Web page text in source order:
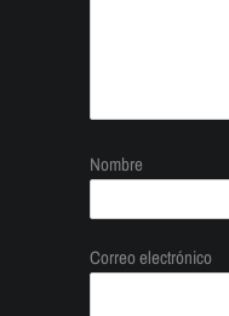
Nombre
Correo electrónico